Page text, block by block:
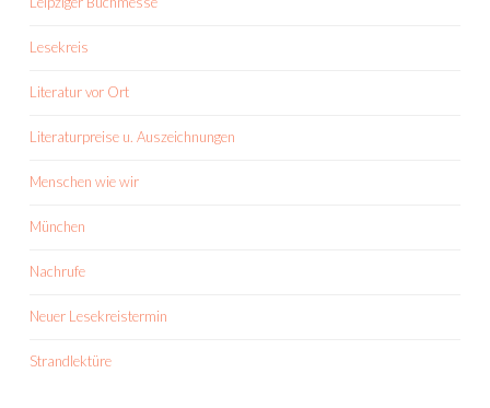
Lesekreis
Literatur vor Ort
Literaturpreise u. Auszeichnungen
Menschen wie wir
München
Nachrufe
Neuer Lesekreistermin
Strandlektüre